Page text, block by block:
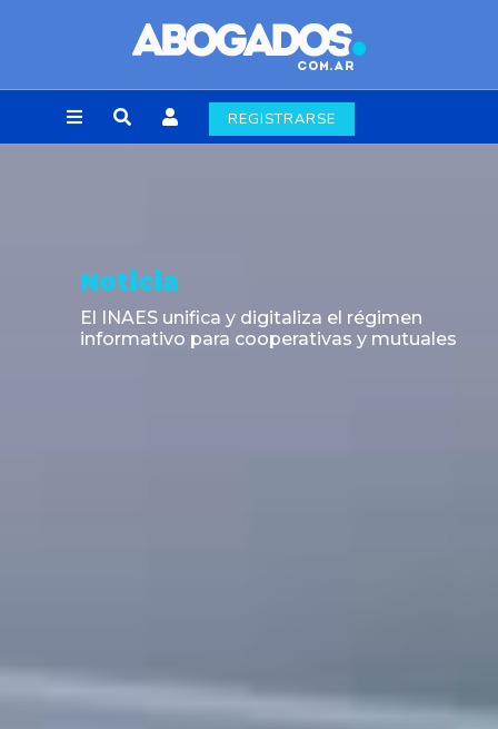
REGISTRARSE
Noticia
El INAES unifica y digitaliza el régimen
informativo para cooperativas y mutuales